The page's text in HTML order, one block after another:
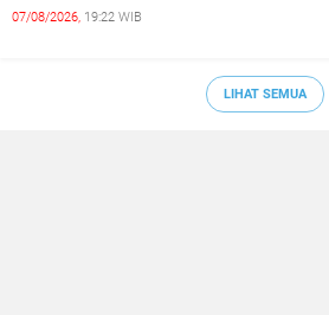
07/08/2026, 19:22 WIB
LIHAT SEMUA